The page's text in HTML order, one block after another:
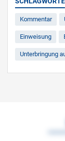
Kommentar
Einweisung
Unterbringung